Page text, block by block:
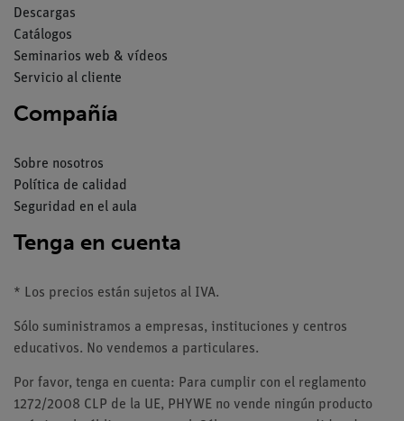
Descargas
Catálogos
Seminarios web & vídeos
Servicio al cliente
Compañía
Sobre nosotros
Política de calidad
Seguridad en el aula
Tenga en cuenta
* Los precios están sujetos al IVA.
Sólo suministramos a empresas, instituciones y centros
educativos. No vendemos a particulares.
Por favor, tenga en cuenta: Para cumplir con el reglamento
1272/2008 CLP de la UE, PHYWE no vende ningún producto